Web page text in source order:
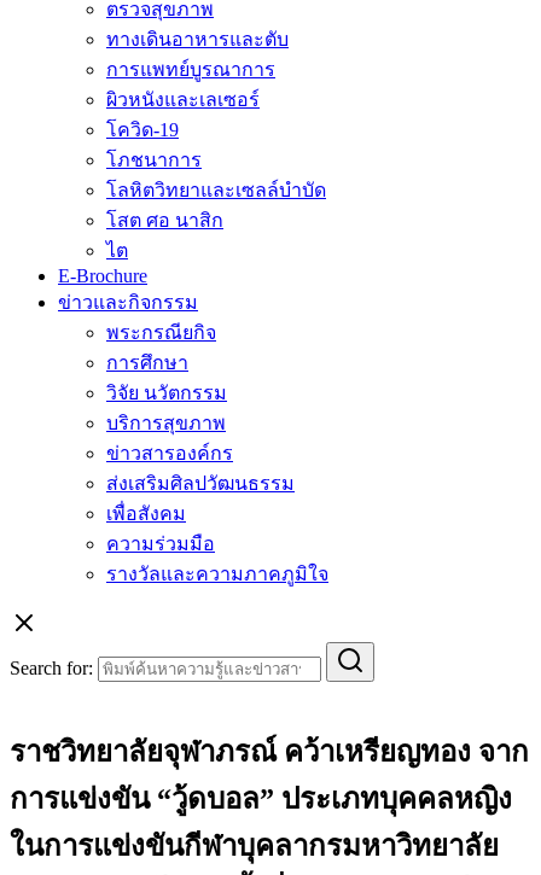
ตรวจสุขภาพ
ทางเดินอาหารและตับ
การแพทย์บูรณาการ
ผิวหนังและเลเซอร์
โควิด-19
โภชนาการ
โลหิตวิทยาและเซลล์บำบัด
โสต ศอ นาสิก
ไต
E-Brochure
ข่าวและกิจกรรม
พระกรณียกิจ
การศึกษา
วิจัย นวัตกรรม
บริการสุขภาพ
ข่าวสารองค์กร
ส่งเสริมศิลปวัฒนธรรม
เพื่อสังคม
ความร่วมมือ
รางวัลและความภาคภูมิใจ
Search for:
ราชวิทยาลัยจุฬาภรณ์ คว้าเหรียญทอง จาก
การแข่งขัน “วู้ดบอล” ประเภทบุคคลหญิง
ในการแข่งขันกีฬาบุคลากรมหาวิทยาลัย